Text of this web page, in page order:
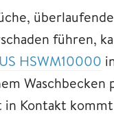
führen,
HSWM10000
in Kontakt